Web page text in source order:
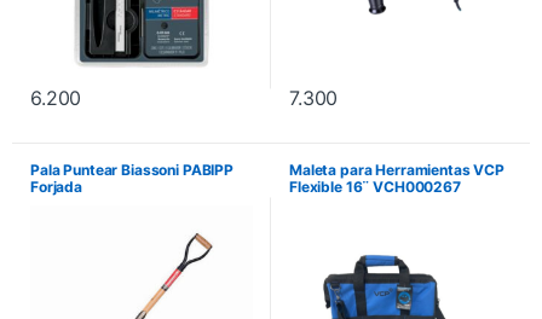
6.200 7.300
Pala Puntear Biassoni PABIPP
Forjada
Maleta para Herramientas VCP
Flexible 16¨ VCH000267